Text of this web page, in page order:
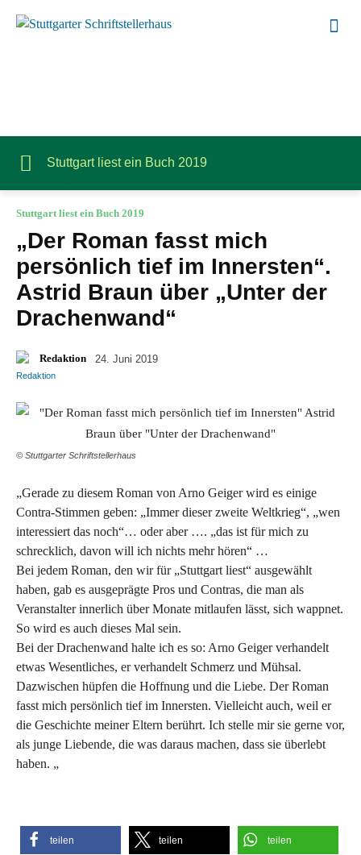
Stuttgart liest ein Buch 2019
Stuttgart liest ein Buch 2019
„Der Roman fasst mich
persönlich tief im Innersten“.
Astrid Braun über „Unter der
Drachenwand“
Redaktion 24. Juni 2019
© Stuttgarter Schriftstellerhaus
„Gerade zu diesem Roman von Arno Geiger wird es einige
Contra-Stimmen geben: „Immer dieser zweite Weltkrieg“, „wen
interessiert das noch“… oder aber …. „das ist für mich zu
schrecklich, davon will ich nichts mehr hören“ …
Bei jedem Roman, den wir für „Stuttgart liest“ ausgewählt
haben, gab es ausgeprägte Pros und Contras, die man als
Veranstalter innerlich über Monate mitlaufen lässt, sich wappnet.
So wird es auch dieses Mal sein.
Bei der Drachenwand halte ich es so: Arno Geiger verhandelt
etwas Wesentliches, er verhandelt Schmerz und Mühsal.
Dazwischen hüpfen die Hoffnung und die Liebe. Der Roman
fasst mich persönlich tief im Innersten. Vielleicht auch, weil er
die Geschichte meiner Eltern berührt. Ich stelle mir sie gerne vor,
als junge Liebende, die was daraus machen, dass sie überlebt
haben. „
teilen teilen teilen